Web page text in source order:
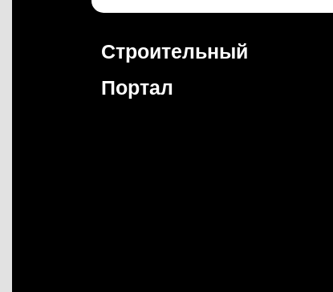
Строительный
Портал